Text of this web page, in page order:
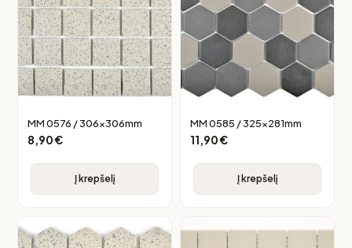
MM 0576 / 306x306mm
8,90€
Į krepšelį
MM 0585 / 325x281mm
11,90€
Į krepšelį